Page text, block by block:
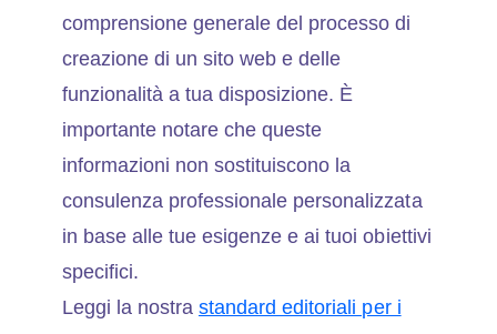
comprensione generale del processo di
creazione di un sito web e delle
funzionalità a tua disposizione. È
importante notare che queste
informazioni non sostituiscono la
consulenza professionale personalizzata
in base alle tue esigenze e ai tuoi obiettivi
specifici.
Leggi la nostra standard editoriali per i